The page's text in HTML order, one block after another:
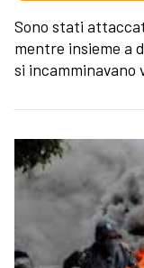
Sono stati
mentre insieme a
si incamminavano